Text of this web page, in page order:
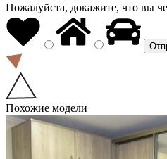
Пожалуйста, докажите, что вы
Похожие модели